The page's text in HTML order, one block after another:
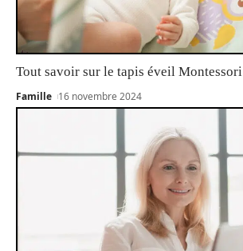
Tout savoir sur le tapis éveil Montessori
Famille 16 novembre 2024